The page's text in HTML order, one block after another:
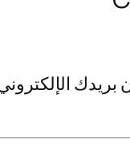
بريدك